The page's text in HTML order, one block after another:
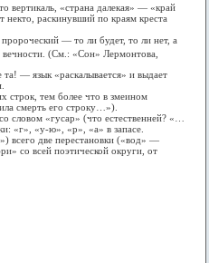
«страна далекая» — «край
раскинувший по краям креста
— то ли будет, то ли нет, а
вечности. (См.: «Сон» Лермонтова,
— язык «раскалывается» и выдает
тем более что в змеином
смерть его строку…»).
«гусар» (что естественней? «…
«г», «у-ю», «р», «а» в запасе.
всего две перестановки («вод» —
со всей поэтической округи, от